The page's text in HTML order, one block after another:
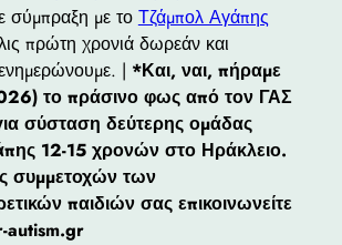
σύμπραξη με το Τζάμπολ Αγάπης
πρώτη χρονιά δωρεάν και
| *Και, ναι, πήραμε
το πράσινο φως από τον ΓΑΣ
σύσταση δεύτερης ομάδας
12-15 χρονών στο Ηράκλειο.
συμμετοχών των
παιδιών σας επικοινωνείτε
autism.gr